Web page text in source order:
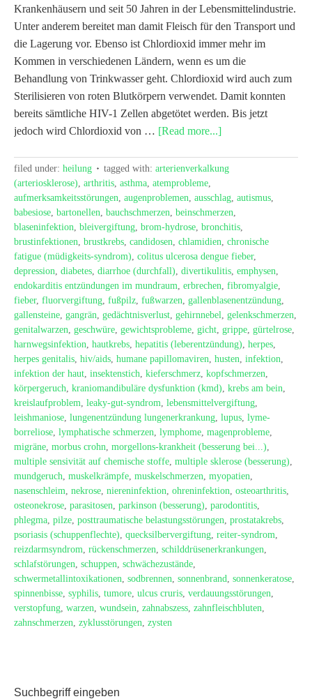
Krankenhäusern und seit 50 Jahren in der Lebensmittelindustrie.
Unter anderem bereitet man damit Fleisch für den Transport und
die Lagerung vor. Ebenso ist Chlordioxid immer mehr im
Kommen in verschiedenen Ländern, wenn es um die
Behandlung von Trinkwasser geht. Chlordioxid wird auch zum
Sterilisieren von roten Blutkörpern verwendet. Damit konnten
bereits sämtliche HIV-1 Zellen abgetötet werden. Bis jetzt
jedoch wird Chlordioxid von … [Read more...]
filed under: heilung tagged with: arterienverkalkung
(arteriosklerose), arthritis, asthma, atemprobleme,
aufmerksamkeitsstörungen, augenproblemen, ausschlag, autismus,
babesiose, bartonellen, bauchschmerzen, beinschmerzen,
blaseninfektion, bleivergiftung, brom-hydrose, bronchitis,
brustinfektionen, brustkrebs, candidosen, chlamidien, chronische
fatigue (müdigkeits-syndrom), colitus ulcerosa dengue fieber,
depression, diabetes, diarrhoe (durchfall), divertikulitis, emphysen,
endokarditis entzündungen im mundraum, erbrechen, fibromyalgie,
fieber, fluorvergiftung, fußpilz, fußwarzen, gallenblasenentzündung,
gallensteine, gangrän, gedächtnisverlust, gehirnnebel, gelenkschmerzen,
genitalwarzen, geschwüre, gewichtsprobleme, gicht, grippe, gürtelrose,
harnwegsinfektion, hautkrebs, hepatitis (leberentzündung), herpes,
herpes genitalis, hiv/aids, humane papillomaviren, husten, infektion,
infektion der haut, insektenstich, kieferschmerz, kopfschmerzen,
körpergeruch, kraniomandibuläre dysfunktion (kmd), krebs am bein,
kreislaufproblem, leaky-gut-syndrom, lebensmittelvergiftung,
leishmaniose, lungenentzündung lungenerkrankung, lupus, lyme-
borreliose, lymphatische schmerzen, lymphome, magenprobleme,
migräne, morbus crohn, morgellons-krankheit (besserung bei...),
multiple sensivität auf chemische stoffe, multiple sklerose (besserung),
mundgeruch, muskelkrämpfe, muskelschmerzen, myopatien,
nasenschleim, nekrose, niereninfektion, ohreninfektion, osteoarthritis,
osteonekrose, parasitosen, parkinson (besserung), parodontitis,
phlegma, pilze, posttraumatische belastungsstörungen, prostatakrebs,
psoriasis (schuppenflechte), quecksilbervergiftung, reiter-syndrom,
reizdarmsyndrom, rückenschmerzen, schilddrüsenerkrankungen,
schlafstörungen, schuppen, schwächezustände,
schwermetallintoxikationen, sodbrennen, sonnenbrand, sonnenkeratose,
spinnenbisse, syphilis, tumore, ulcus cruris, verdauungsstörungen,
verstopfung, warzen, wundsein, zahnabszess, zahnfleischbluten,
zahnschmerzen, zyklusstörungen, zysten
Suchbegriff eingeben